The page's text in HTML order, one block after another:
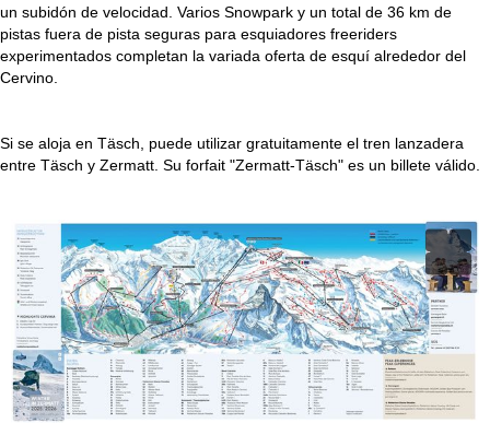
un subidón de velocidad. Varios Snowpark y un total de 36 km de
pistas fuera de pista seguras para esquiadores freeriders
experimentados completan la variada oferta de esquí alrededor del
Cervino.
Si se aloja en Täsch, puede utilizar gratuitamente el tren lanzadera
entre Täsch y Zermatt. Su forfait "Zermatt-Täsch" es un billete válido.